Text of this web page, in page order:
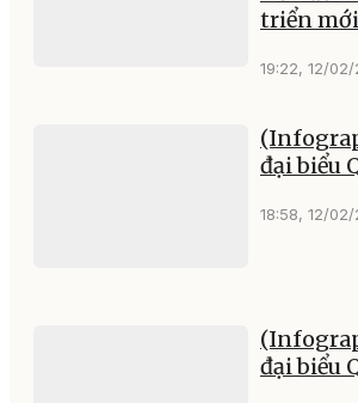
triển mới
19:22, 12/
đại biểu
18:58, 12/
đại biểu